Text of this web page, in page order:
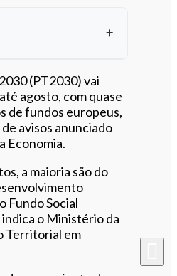
artigo
(PT2030) vai
agosto, com quase
de fundos europeus,
avisos anunciado
Economia.
a maioria são do
Fundo Social
o Ministério da
Territorial em